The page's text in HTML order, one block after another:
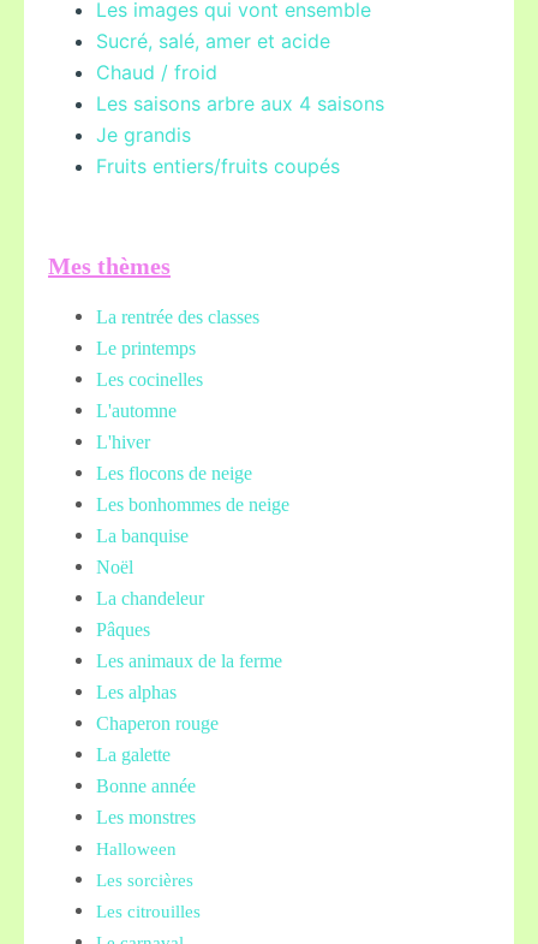
Les images qui vont ensemble
Sucré, salé, amer et acide
Chaud / froid
Les saisons arbre aux 4 saisons
Je grandis
Fruits entiers/fruits coupés
Mes thèmes
La rentrée des classes
Le printemps
Les cocinelles
L'automne
L'hiver
Les flocons de neige
Les bonhommes de neige
La banquise
Noël
La chandeleur
Pâques
Les animaux de la ferme
Les alphas
Chaperon rouge
La galette
Bonne année
Les monstres
Halloween
Les sorcières
Les citrouilles